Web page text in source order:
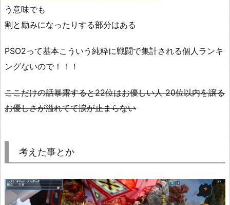
う意味でも
割と励みになったりする部分はある
PSO2って基本こういう純粋に戦闘で集計される個人ランキ
ングないので！！！
ここだけの話暴露すると22位はお優しい人 20位以内を譲る
お優しさが溢れてて涙が止まらない
考えた事とか